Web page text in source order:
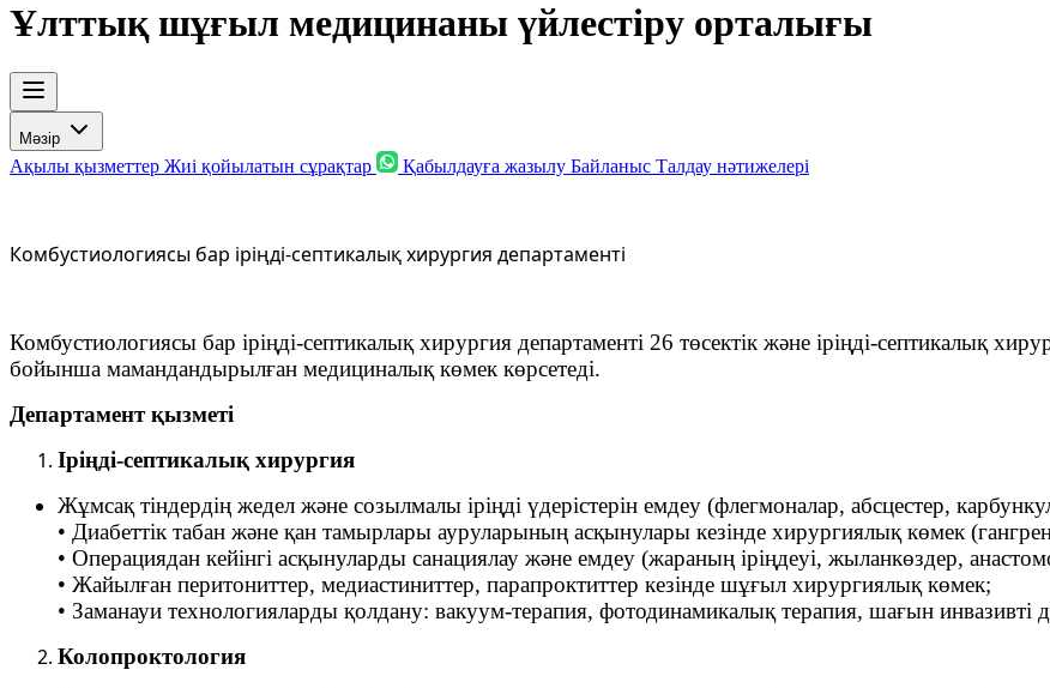
Ұлттық шұғыл медицинаны үйлестіру орталығы
Мәзір
Ақылы қызметтер Жиі қойылатын сұрақтар Қабылдауға жазылу Байланыс Талдау нәтижелері
Комбустиологиясы бар іріңді-септикалық хирургия департаменті
Комбустиологиясы бар іріңді-септикалық хирургия департаменті 26 төсектік және іріңді-септикалық
бойынша мамандандырылған медициналық көмек көрсетеді.
Департамент қызметі
Іріңді-септикалық хирургия
Жұмсақ тіндердің жедел және созылмалы іріңді үдерістерін емдеу (флегмоналар, абсцестер,
• Диабеттік табан және қан тамырлары ауруларының асқынулары кезінде хирургиялық көмек
• Операциядан кейінгі асқынуларды санациялау және емдеу (жараның іріңдеуі, жыланкөздер,
• Жайылған перитониттер, медиастиниттер, парапроктиттер кезінде шұғыл хирургиялық көмек;
• Заманауи технологияларды қолдану: вакуум-терапия, фотодинамикалық терапия, шағын инвазивті
Колопроктология